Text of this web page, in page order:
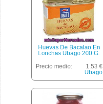
Huevas De Bacalao En
Lonchas Ubago 200 G.
Precio medio:
1.53 €
Ubago